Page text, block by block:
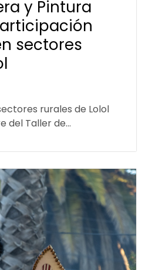
y Pintura
sectores
rurales de Lolol
del Taller de...